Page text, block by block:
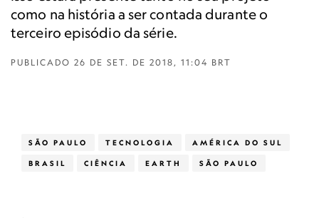
como na história a ser contada durante o
terceiro episódio da série.
PUBLICADO 26 DE SET. DE 2018, 11:04 BRT
SÃO PAULO TECNOLOGIA AMÉRICA DO SUL
BRASIL CIÊNCIA EARTH SÃO PAULO